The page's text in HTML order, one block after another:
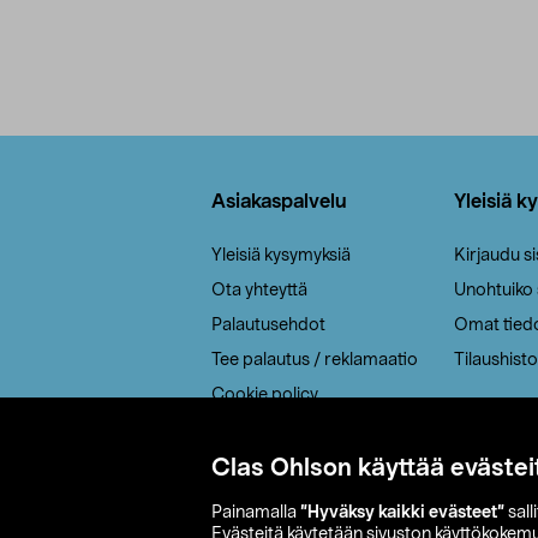
Clas Ohlson käyttää
Painamalla ”Hyväksy kaikki evästeet”
Evästeitä käytetään sivuston
Asiakaspalvelu
Yleisiä kysymyksiä
Ota yhteyttä
Palautusehdot
Tee palautus / reklamaatio
Cookie policy
Saavutettavuus
Yleisiä
Kirjaudu
Unohtuiko
Omat